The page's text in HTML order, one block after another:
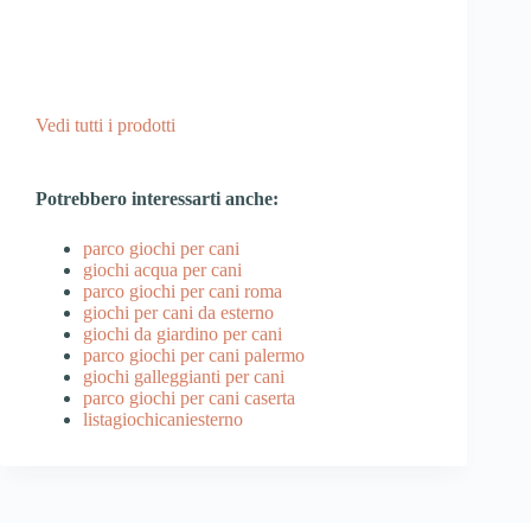
Vedi tutti i prodotti
Potrebbero interessarti anche:
parco giochi per cani
giochi acqua per cani
parco giochi per cani roma
giochi per cani da esterno
giochi da giardino per cani
parco giochi per cani palermo
giochi galleggianti per cani
parco giochi per cani caserta
listagiochicaniesterno